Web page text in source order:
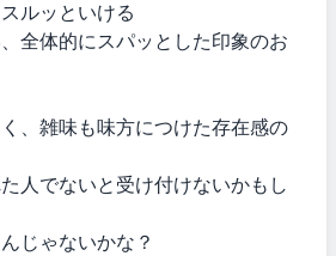
ルッといける
全体的にスパッとした印象のお
、雑味も味方につけた存在感の
人でないと受け付けないかもし
じゃないかな？